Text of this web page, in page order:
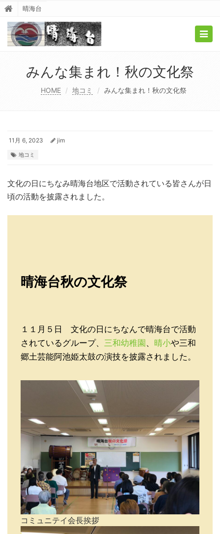
晴海台
みんな集まれ！秋の文化祭
HOME 地コミ みんな集まれ！秋の文化祭
11月 6, 2023 jim
地コミ
文化の日にちなみ晴海台地区で活動されている皆さんが日
頃の活動を披露されました。
晴海台秋の文化祭
１１月５日 文化の日にちなんで晴海台で活動
されているグループ、 三和幼稚園、 晴小や三和
郷土芸能阿池姫太鼓の演技を披露されました。
コミュニテイ会長挨拶